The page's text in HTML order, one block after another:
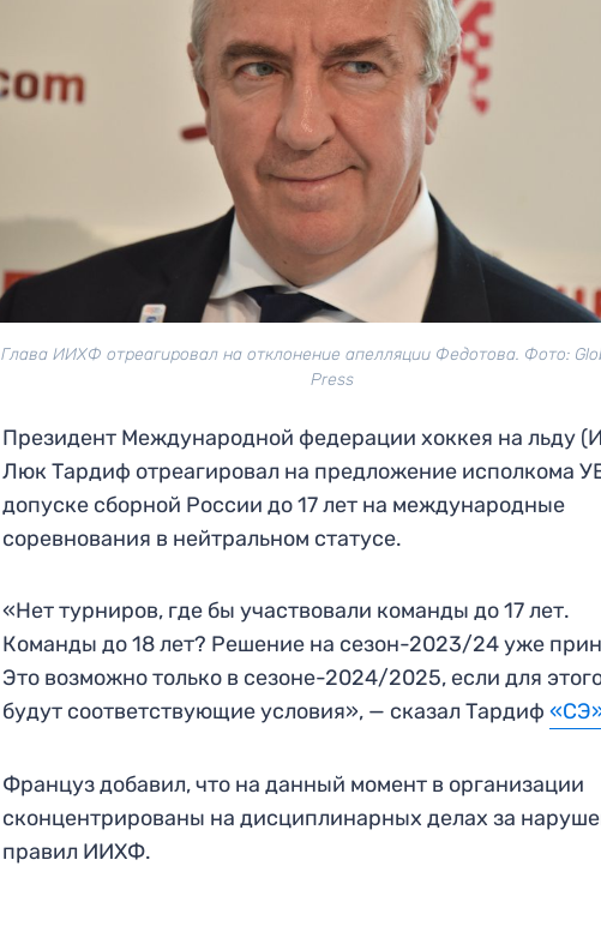
Глава ИИХФ отреагировал на отклонение апелляции Федотова. Фото:
Press
Президент Международной федерации хоккея на льду
Люк Тардиф отреагировал на предложение исполкома
допуске сборной России до 17 лет на международные
соревнования в нейтральном статусе.
«Нет турниров, где бы участвовали команды до 17 лет.
Команды до 18 лет? Решение на сезон-2023/24 уже
Это возможно только в сезоне-2024/2025, если для
будут соответствующие условия», — сказал Тардиф
Француз добавил, что на данный момент в организации
сконцентрированы на дисциплинарных делах за
правил ИИХФ.